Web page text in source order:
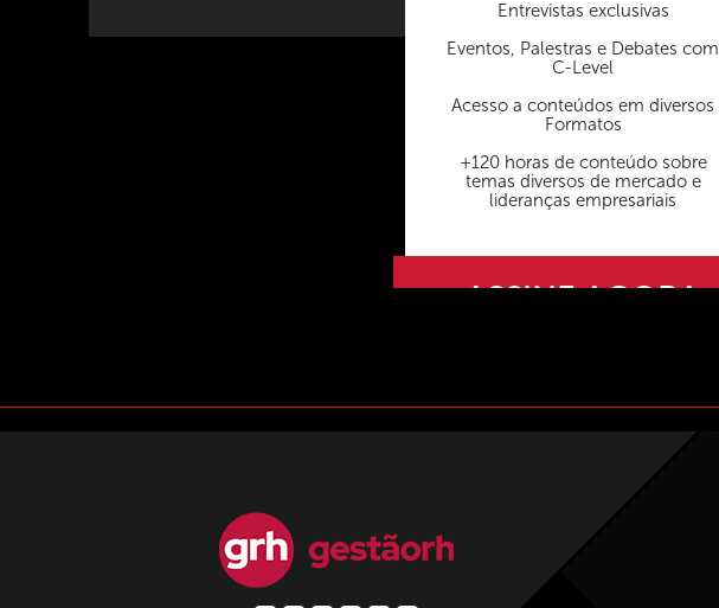
Entrevistas exclusivas
Eventos, Palestras e Debates com
C-Level
Acesso a conteúdos em diversos
Formatos
+120 horas de conteúdo sobre
temas diversos de mercado e
lideranças empresariais
ASSINE AGORA